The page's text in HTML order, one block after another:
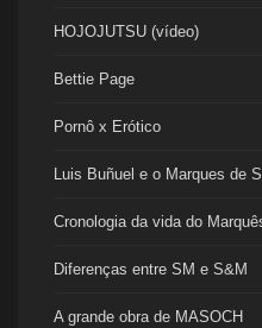
HOJOJUTSU (vídeo)
Bettie Page
Pornô x Erótico
Luis Buñuel e o Marques de
Cronologia da vida do
Diferenças entre SM e S&M
A grande obra de MASOCH